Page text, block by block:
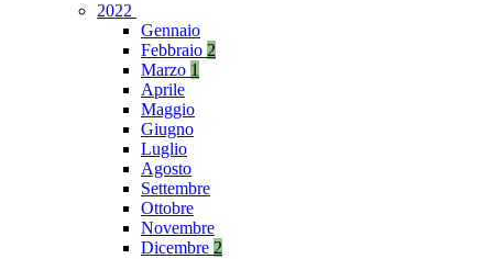
2022
Gennaio
Febbraio 2
Marzo 1
Aprile
Maggio
Giugno
Luglio
Agosto
Settembre
Ottobre
Novembre
Dicembre 2